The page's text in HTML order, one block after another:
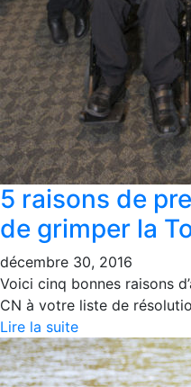
5 raisons de
de grimper la
décembre 30, 2016
Voici cinq bonnes raisons
CN à votre liste de
Lire la suite